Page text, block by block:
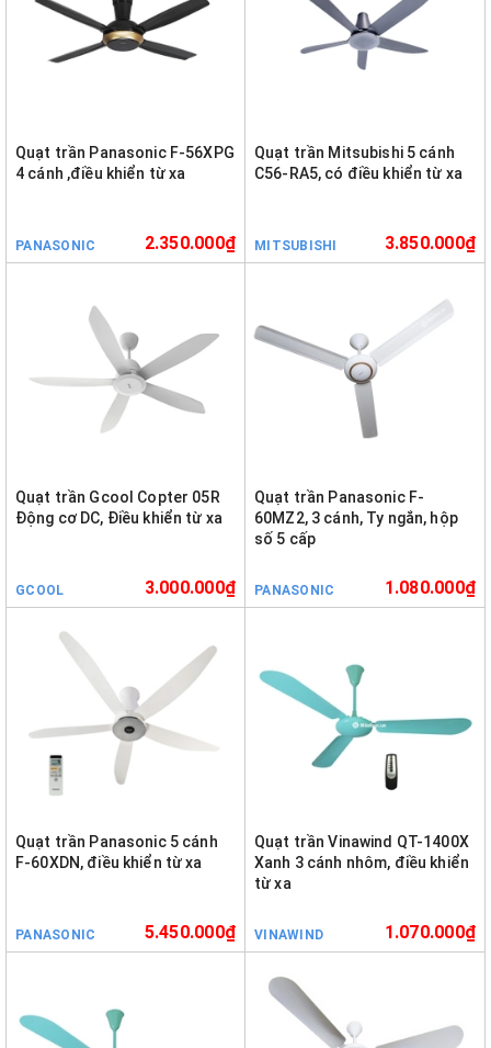
Quạt trần Panasonic F-56XPG
4 cánh ,điều khiển từ xa
PANASONIC 2.350.000₫
Quạt trần Mitsubishi 5 cánh
C56-RA5, có điều khiển từ xa
MITSUBISHI 3.850.000₫
Quạt trần Gcool Copter 05R
Động cơ DC, Điều khiển từ xa
GCOOL 3.000.000₫
Quạt trần Panasonic F-
60MZ2, 3 cánh, Ty ngắn, hộp
số 5 cấp
PANASONIC 1.080.000₫
Quạt trần Panasonic 5 cánh
F-60XDN, điều khiển từ xa
PANASONIC 5.450.000₫
Quạt trần Vinawind QT-1400X
Xanh 3 cánh nhôm, điều khiển
từ xa
VINAWIND 1.070.000₫